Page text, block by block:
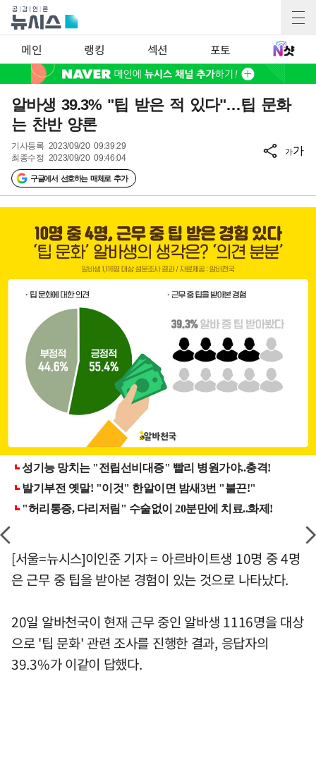
메인 랭킹 섹션 포토
알바생 39.3% "팁 받은 적 있다"…팁 문화
는 찬반 양론
기사등록 2023/09/20 09:39:29
최종수정 2023/09/20 09:46:04
구글에서 선호하는 매체로 추가
가가
[서울=뉴시스]이인준 기자 = 아르바이트생 10명 중 4명
은 근무 중 팁을 받아본 경험이 있는 것으로 나타났다.
20일 알바천국이 현재 근무 중인 알바생 1116명을 대상
으로 '팁 문화' 관련 조사를 진행한 결과, 응답자의
39.3%가 이같이 답했다.